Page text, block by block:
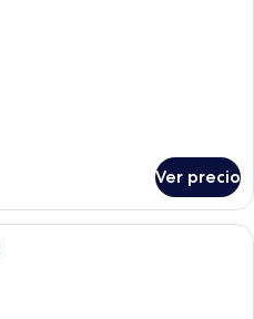
Ver precio
Una mesa y sillas de madera en un